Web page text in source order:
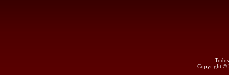
Copyright ©